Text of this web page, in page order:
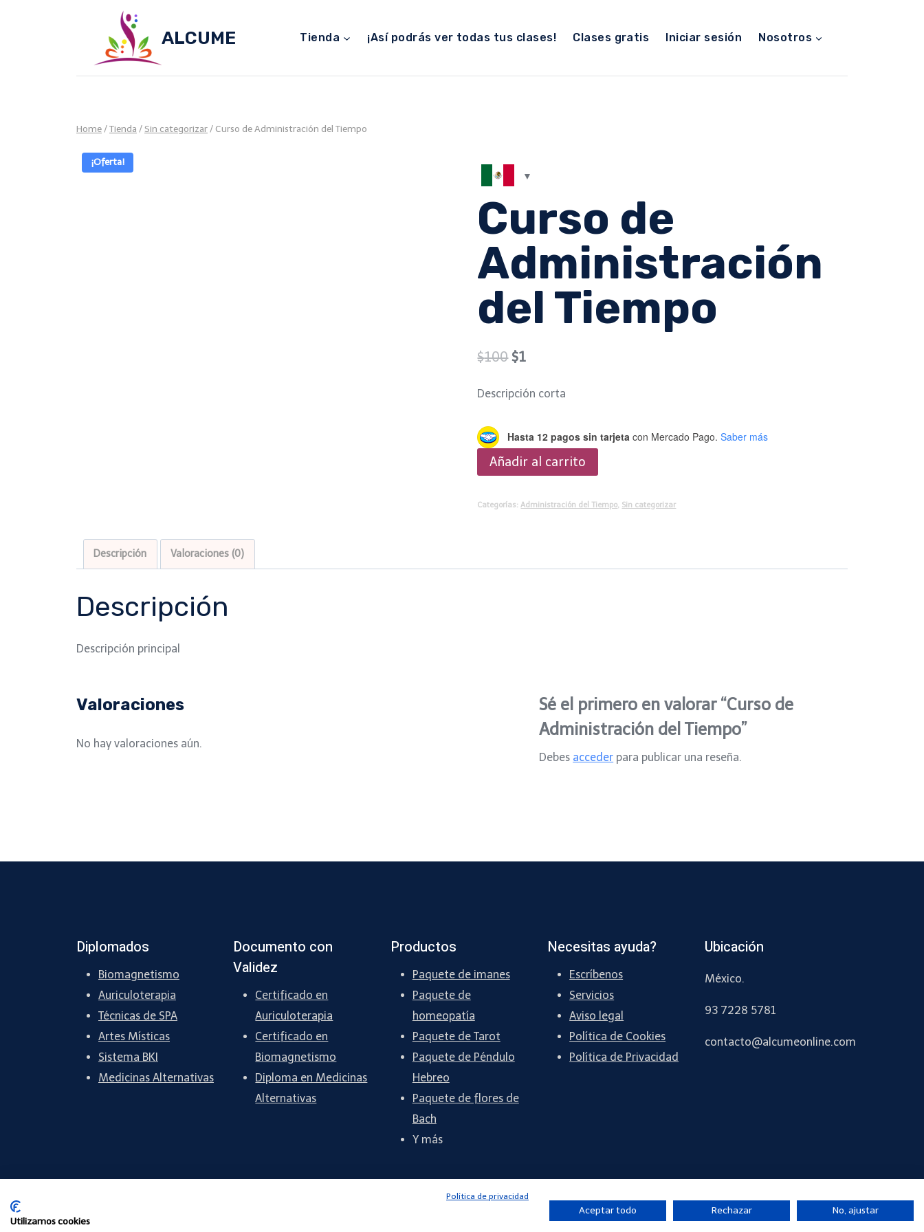
ALCUME Tienda ¡Así podrás ver todas tus clases! Clases gratis Iniciar sesión Nosotros
Home/Tienda / Sin categorizar/Curso de Administración del Tiempo
¡Oferta!
Curso de
Administración
del Tiempo
$100 Original
$100.
$1Current
$1.
Descripción corta
Hasta 12 pagos sin tarjeta con Mercado Pago. Saber más
Curso
de
Administración
Añadir al carrito
Categorías: Administración del Tiempo Sin categorizar
Descripción Valoraciones (0)
Descripción
Descripción principal
Valoraciones
No hay valoraciones aún.
Sé el primero en valorar “Curso de
Administración del Tiempo”
Debes acceder para publicar una reseña.
Diplomados
Biomagnetismo
Auriculoterapia
Técnicas de SPA
Artes Místicas
Sistema BKI
Medicinas Alternativas
Documento con
Validez
Certificado en
Auriculoterapia
Certificado en
Biomagnetismo
Diploma en Medicinas
Alternativas
Productos
Paquete de imanes
Paquete de
homeopatía
Paquete de Tarot
Paquete de Péndulo
Hebreo
Paquete de flores de
Bach
Y más
Necesitas ayuda?
Escríbenos
Servicios
Aviso legal
Política de Cookies
Política de Privacidad
Ubicación
México.
93 7228 5781
contacto@alcumeonline.com
Política de privacidad
Utilizamos cookies
Aceptar todo Rechazar No, ajustar